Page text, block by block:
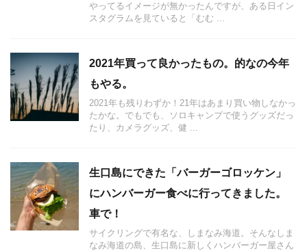
やってるイメージが無かったんですが、ある日イン
スタグラムを見ていると「むむ ...
2021年買って良かったもの。的なの今年
もやる。
2021年も残りわずか！21年はあまり買い物しなかっ
たかな。でもでも、ソロキャンプで使うグッズだっ
たり、カメラグッズ、健 ...
生口島にできた「バーガーゴロッケン」
にハンバーガー食べに行ってきました。
車で！
サイクリングで有名な、しまなみ海道。そんなしま
なみ海道の島、生口島に新しくハンバーガー屋さん